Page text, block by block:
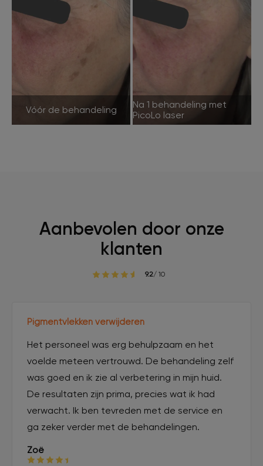
Vóór de behandeling
Na 1 behandeling met
PicoLo laser
Aanbevolen door onze
klanten
9.2/ 10
Pigmentvlekken verwijderen
Het personeel was erg behulpzaam en het
voelde meteen vertrouwd. De behandeling zelf
was goed en ik zie al verbetering in mijn huid.
De resultaten zijn prima, precies wat ik had
verwacht. Ik ben tevreden met de service en
ga zeker verder met de behandelingen.
Zoë